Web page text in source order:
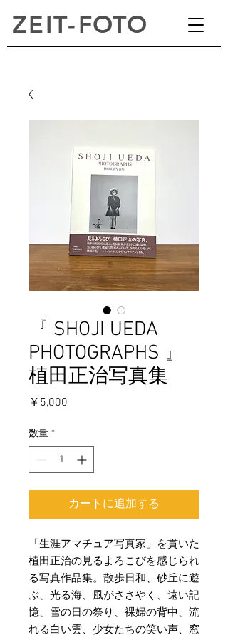
ZEIT-FOTO
『 SHOJI UEDA
PHOTOGRAPHS 』
植田正治写真集
￥5,000
数量 *
カートに追加する
「生涯アマチュア写真家」を貫いた
植田正治の見るよろこびを感じられ
る写真作品集。散歩日和、砂丘に遊
ぶ、光る海、風がささやく、遠い記
憶、雪の日の祭り、裸婦の背中、流
れる白い雲、少女たちの笑い声、窓